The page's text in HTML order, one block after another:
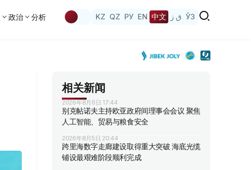
政治 分析 KZ QZ РУ EN 中文 ق ز ЎЗ
相关新闻
2026年8月6日 17:44
别克帖诺夫主持欧亚政府间理事会会议 聚焦
人工智能、贸易与粮食安全
2026年8月5日 20:44
跨里海数字走廊建设取得重大突破 海底光缆
铺设最艰难阶段顺利完成